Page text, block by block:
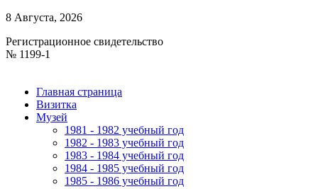
8 Августа, 2026
Регистрационное свидетельство
№ 1199-1
Главная страница
Визитка
Музей
1981 - 1982 учебный год
1982 - 1983 учебный год
1983 - 1984 учебный год
1984 - 1985 учебный год
1985 - 1986 учебный год